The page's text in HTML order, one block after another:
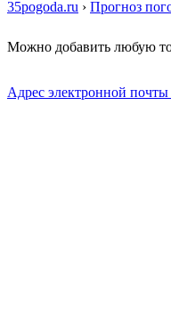
35pogoda.ru › Прогноз
Можно добавить любую
Адрес электронной